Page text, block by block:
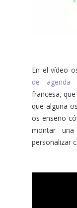
En el vídeo
de agenda
francesa,
que alguna
os enseño
montar
personalizar